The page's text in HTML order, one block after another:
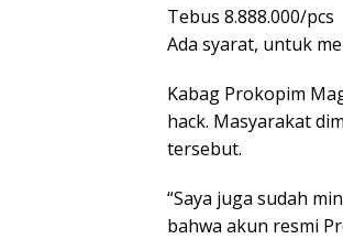
Tebus 8.888.000/pcs
Ada syarat, untuk
Kabag Prokopim
hack. Masyarakat
tersebut.
“Saya juga sudah
bahwa akun resmi